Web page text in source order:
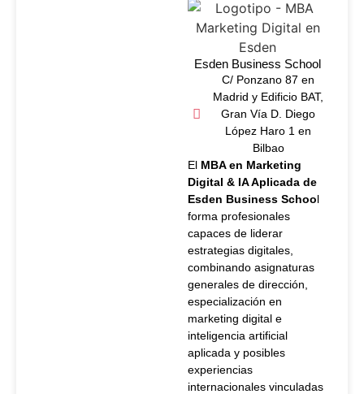
Esden Business School
C/ Ponzano 87 en
Madrid y Edificio BAT,
Gran Vía D. Diego
López Haro 1 en
Bilbao
El MBA en Marketing
Digital & IA Aplicada de
Esden Business School
forma profesionales
capaces de liderar
estrategias digitales,
combinando asignaturas
generales de dirección,
especialización en
marketing digital e
inteligencia artificial
aplicada y posibles
experiencias
internacionales vinculadas